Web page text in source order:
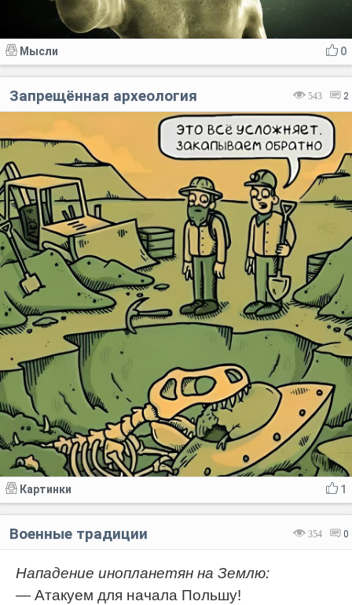
0
Мысли
543 2
Запрещённая археология
1
Картинки
354 0
Военные традиции
Нападение инопланетян на Землю:
— Атакуем для начала Польшу!